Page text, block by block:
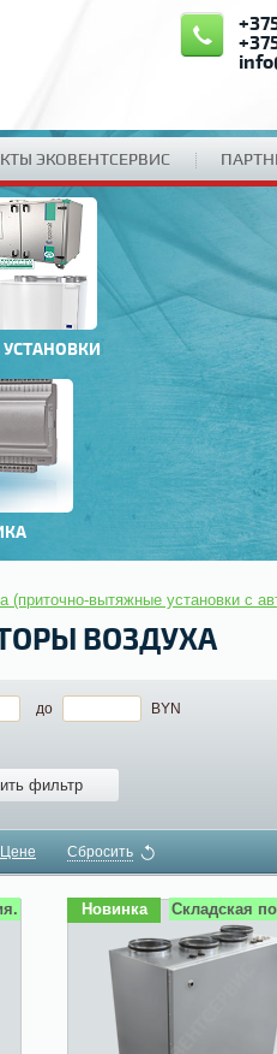
ЭКОВЕНТСЕРВИС
(приточно-вытяжные установки с
ВОЗДУХА
до BYN
фильтр
Цене Сбросить
Новинка Складская